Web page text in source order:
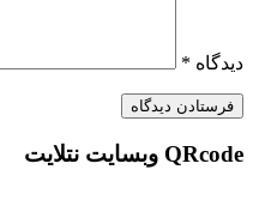
دیدگاه *
QRcode وبسایت نتلایت